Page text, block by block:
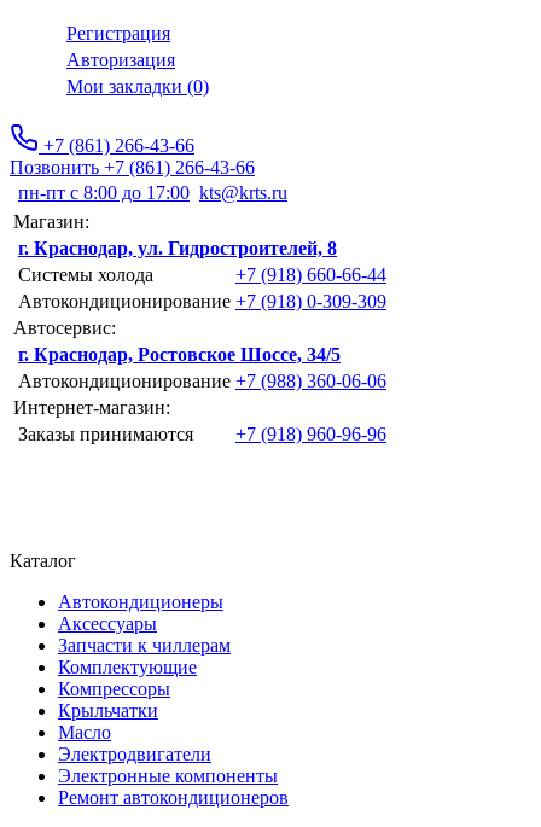
Регистрация
Авторизация
Мои закладки (0)
+7 (861) 266-43-66
Позвонить +7 (861) 266-43-66
пн-пт с 8:00 до 17:00 kts@krts.ru
Магазин:
г. Краснодар, ул. Гидростроителей, 8
Системы холода
+7 (918) 660-66-44
Автокондиционирование +7 (918) 0-309-309
Автосервис:
г. Краснодар, Ростовское Шоссе, 34/5
Автокондиционирование +7 (988) 360-06-06
Интернет-магазин:
Заказы принимаются
+7 (918) 960-96-96
Каталог
Автокондиционеры
Аксессуары
Запчасти к чиллерам
Комплектующие
Компрессоры
Крыльчатки
Масло
Электродвигатели
Электронные компоненты
Ремонт автокондиционеров